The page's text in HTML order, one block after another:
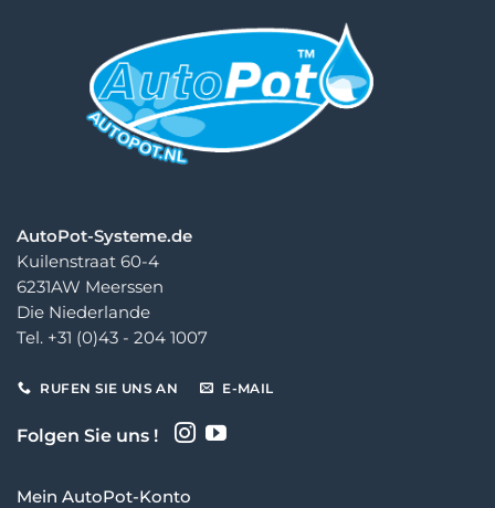
AutoPot-Systeme.de
Kuilenstraat 60-4
6231AW Meerssen
Die Niederlande
Tel. +31 (0)43 - 204 1007
RUFEN SIE UNS AN E-MAIL
Folgen Sie uns !
Mein AutoPot-Konto